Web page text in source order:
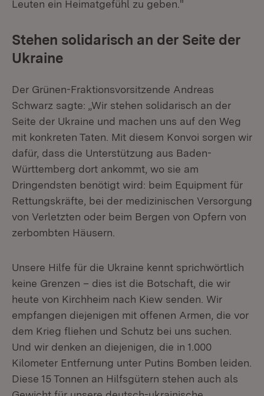
Leuten ein Heimatgefühl zu geben."
Stehen solidarisch an der Seite der
Ukraine
Der Grünen-Fraktionsvorsitzende Andreas
Schwarz sagte: „Wir stehen solidarisch an der
Seite der Ukraine und machen uns auf den Weg
mit konkreten Taten. Mit diesem Konvoi sorgen wir
dafür, dass die Unterstützung aus Baden-
Württemberg dort ankommt, wo sie am
Dringendsten benötigt wird: beim Equipment für
Rettungskräfte, bei der medizinischen Versorgung
von Verletzten oder beim Bergen von Opfern von
zerbombten Häusern.
Unsere Hilfe für die Ukraine kennt sprichwörtlich
keine Grenzen – dies ist die Botschaft, die wir
heute von Kirchheim nach Kiew senden. Wir
empfangen diejenigen mit offenen Armen, die vor
dem Krieg fliehen und Schutz bei uns suchen.
Und wir denken an diejenigen, die in 1.000
Kilometer Entfernung unter Putins Bomben leiden.
Diese 15 Tonnen an Hilfsgütern stehen auch als